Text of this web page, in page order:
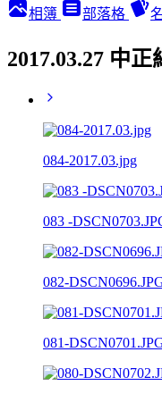
相簿 部落格
2017.03.27 中
084-2017.03.jpg
083 -
082-
081-